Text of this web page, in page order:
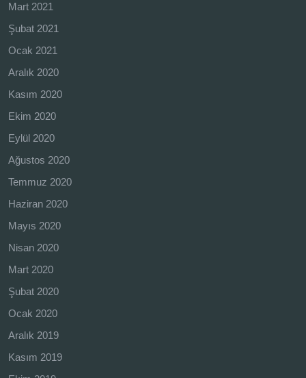
Mart 2021
Şubat 2021
Ocak 2021
Aralık 2020
Kasım 2020
Ekim 2020
Eylül 2020
Ağustos 2020
Temmuz 2020
Haziran 2020
Mayıs 2020
Nisan 2020
Mart 2020
Şubat 2020
Ocak 2020
Aralık 2019
Kasım 2019